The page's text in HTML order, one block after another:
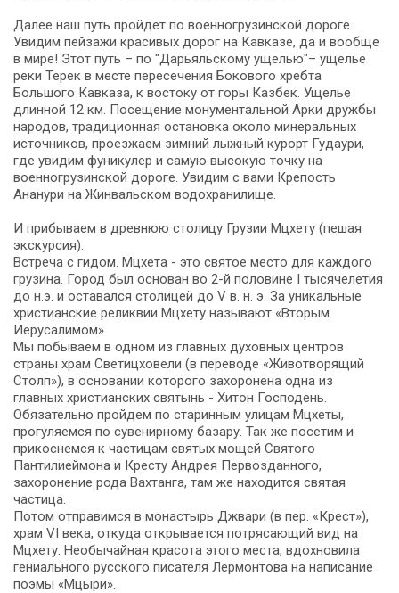
Далее наш путь пройдет по военногрузинской дороге.
Увидим пейзажи красивых дорог на Кавказе, да и вообще
в мире! Этот путь – по "Дарьяльскому ущелью"– ущелье
реки Терек в месте пересечения Бокового хребта
Большого Кавказа, к востоку от горы Казбек. Ущелье
длинной 12 км. Посещение монументальной Арки дружбы
народов, традиционная остановка около минеральных
источников, проезжаем зимний лыжный курорт Гудаури,
где увидим фуникулер и самую высокую точку на
военногрузинской дороге. Увидим с вами Крепость
Ананури на Жинвальском водохранилище.
И прибываем в древнюю столицу Грузии Мцхету (пешая
экскурсия).
Встреча с гидом. Мцхета - это святое место для каждого
грузина. Город был основан во 2-й половине I тысячелетия
до н.э. и оставался столицей до V в. н. э. За уникальные
христианские реликвии Мцхету называют «Вторым
Иерусалимом».
Мы побываем в одном из главных духовных центров
страны храм Светицховели (в переводе «Животворящий
Столп»), в основании которого захоронена одна из
главных христианских святынь - Хитон Господень.
Обязательно пройдем по старинным улицам Мцхеты,
прогуляемся по сувенирному базару. Так же посетим и
прикоснемся к частицам святых мощей Святого
Пантилиеймона и Кресту Андрея Первозданного,
захоронение рода Вахтанга, там же находится святая
частица.
Потом отправимся в монастырь Джвари (в пер. «Крест»),
храм VI века, откуда открывается потрясающий вид на
Мцхету. Необычайная красота этого места, вдохновила
гениального русского писателя Лермонтова на написание
поэмы «Мцыри».